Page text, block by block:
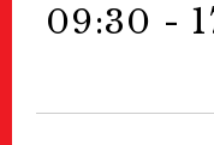
09:30 -